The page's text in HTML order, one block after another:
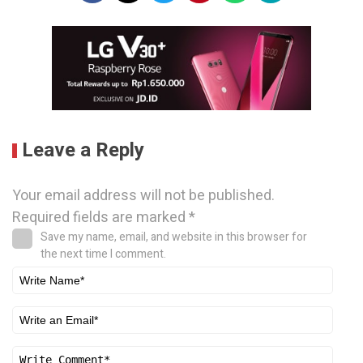
Leave a Reply
Your email address will not be published.
Required fields are marked*
Save my name, email, and website in this browser for
the next time I comment.